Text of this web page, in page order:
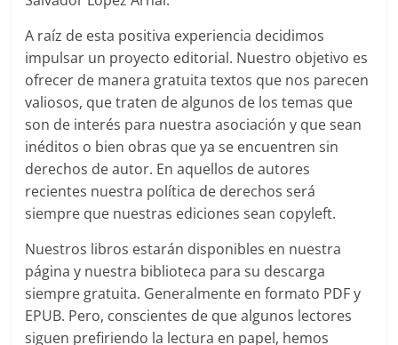
A raíz de esta positiva experiencia decidimos
impulsar un proyecto editorial. Nuestro objetivo es
ofrecer de manera gratuita textos que nos parecen
valiosos, que traten de algunos de los temas que
son de interés para nuestra asociación y que sean
inéditos o bien obras que ya se encuentren sin
derechos de autor. En aquellos de autores
recientes nuestra política de derechos será
siempre que nuestras ediciones sean copyleft.
Nuestros libros estarán disponibles en nuestra
página y nuestra biblioteca para su descarga
siempre gratuita. Generalmente en formato PDF y
EPUB. Pero, conscientes de que algunos lectores
siguen prefiriendo la lectura en papel, hemos